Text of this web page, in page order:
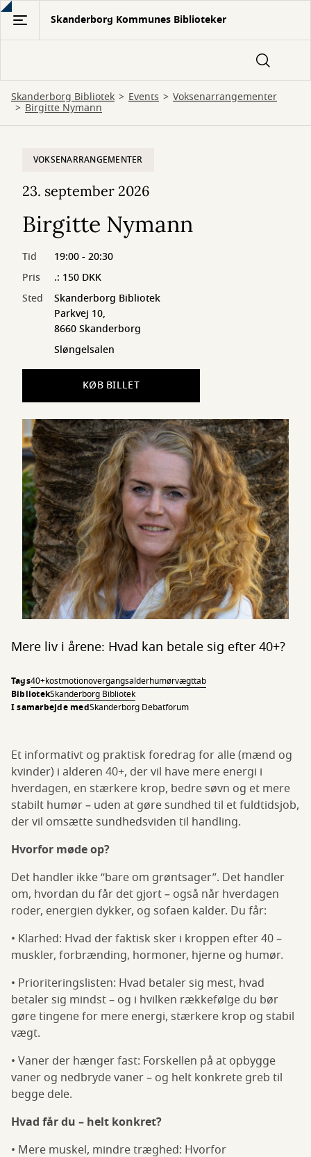
Gå
hovedindhold
Skanderborg Kommunes Biblioteker
Skanderborg Bibliotek Events Voksenarrangementer
Birgitte Nymann
VOKSENARRANGEMENTER
23. september 2026
Birgitte Nymann
Tid
19:00 - 20:30
Pris
.: 150 DKK
Sted
Skanderborg Bibliotek
Parkvej 10,
8660 Skanderborg
Sløngelsalen
KØB BILLET
Mere liv i årene: Hvad kan betale sig efter 40+?
Tags40+kostmotionovergangsalderhumørvægttab
BibliotekSkanderborg Bibliotek
I samarbejde medSkanderborg Debatforum
Et informativt og praktisk foredrag for alle (mænd og
kvinder) i alderen 40+, der vil have mere energi i
hverdagen, en stærkere krop, bedre søvn og et mere
stabilt humør – uden at gøre sundhed til et fuldtidsjob,
der vil omsætte sundhedsviden til handling.
Hvorfor møde op?
Det handler ikke “bare om grøntsager”. Det handler
om, hvordan du får det gjort – også når hverdagen
roder, energien dykker, og sofaen kalder. Du får:
• Klarhed: Hvad der faktisk sker i kroppen efter 40 –
muskler, forbrænding, hormoner, hjerne og humør.
• Prioriteringslisten: Hvad betaler sig mest, hvad
betaler sig mindst – og i hvilken rækkefølge du bør
gøre tingene for mere energi, stærkere krop og stabil
vægt.
• Vaner der hænger fast: Forskellen på at opbygge
vaner og nedbryde vaner – og helt konkrete greb til
begge dele.
Hvad får du – helt konkret?
• Mere muskel, mindre træghed: Hvorfor